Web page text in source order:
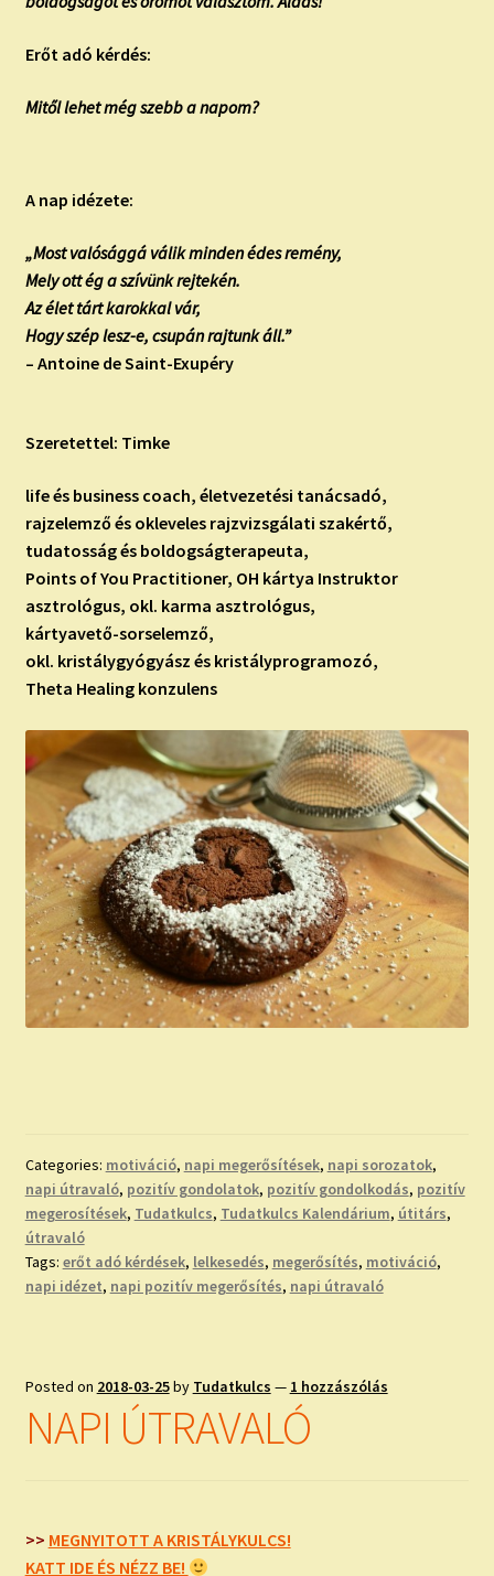
Erőt adó kérdés:
Mitől lehet még szebb a napom?
A nap idézete:
„Most valósággá válik minden édes remény,
Mely ott ég a szívünk rejtekén.
Az élet tárt karokkal vár,
Hogy szép lesz-e, csupán rajtunk áll.”
– Antoine de Saint-Exupéry
Szeretettel: Timke
life és business coach, életvezetési tanácsadó,
rajzelemző és okleveles rajzvizsgálati szakértő,
tudatosság és boldogságterapeuta,
Points of You Practitioner, OH kártya Instruktor
asztrológus, okl. karma asztrológus,
kártyavető-sorselemző,
okl. kristálygyógyász és kristályprogramozó,
Theta Healing konzulens
Categories: motiváció, napi megerősítések, napi sorozatok,
napi útravaló, pozitív gondolatok, pozitív gondolkodás, pozitív
megerosítések, Tudatkulcs, Tudatkulcs Kalendárium, útitárs,
útravaló
Tags: erőt adó kérdések, lelkesedés, megerősítés, motiváció,
napi idézet, napi pozitív megerősítés, napi útravaló
Posted on 2018-03-25by Tudatkulcs — 1 hozzászólás
NAPI ÚTRAVALÓ
>> MEGNYITOTT A KRISTÁLYKULCS!
KATT IDE ÉS NÉZZ BE!